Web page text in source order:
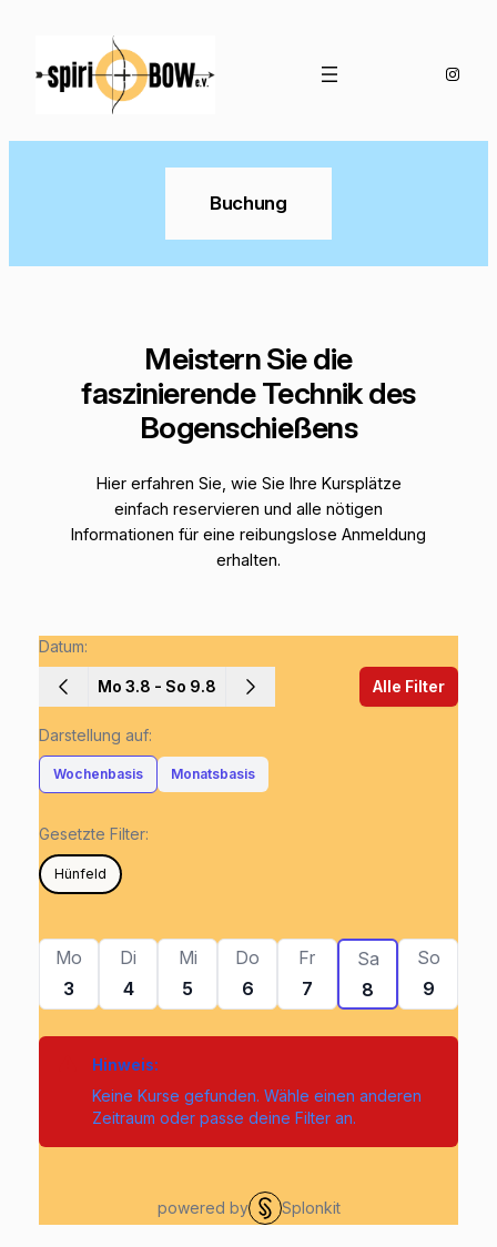
springen
Buchung
Meistern Sie die
faszinierende Technik des
Bogenschießens
Hier erfahren Sie, wie Sie Ihre Kursplätze
einfach reservieren und alle nötigen
Informationen für eine reibungslose Anmeldung
erhalten.